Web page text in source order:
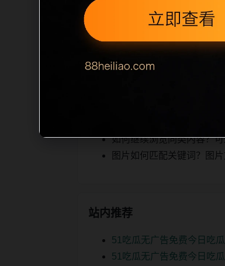
，图片文件名和 alt/title 也跟随
正文摘要不足或关键词连续重
容，提升停留时间和页面可抓取
如何继续浏览同类内容？
图片如何匹配关键词？图
站内推荐
51吃瓜无广告免费今日吃
51吃瓜无广告免费今日吃